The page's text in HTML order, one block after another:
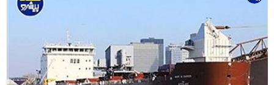
اطلاع
رسانی
معدن
پیشرو